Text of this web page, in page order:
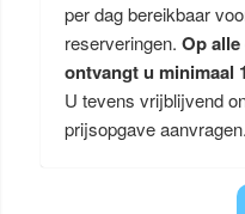
per dag bereikbaar
reserveringen. Op
ontvangt u minimaal
U tevens vrijblijvend
prijsopgave aanvragen.